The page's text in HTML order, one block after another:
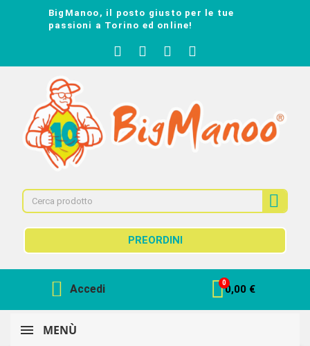
BigManoo, il posto giusto per le tue
passioni a Torino ed online!
PREORDINI
Accedi 0,00 €
MENÙ